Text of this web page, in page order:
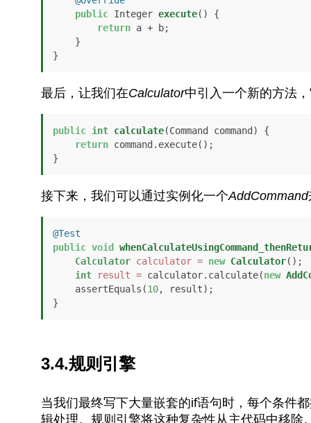
public Integer execute()
{
return a + b;
}
最后，让我们在Calculator中引入一个新的方法
public int calculate(Command command)
{
return command.execute();
}
接下来，我们可以通过实例化一个AddCommand
@Test
public void
Calculator calculator = new Calculator();
int
result = calculator.calculate(new
    assertEquals(
10, result);
}
3.4.规则引擎
当我们最终写下大量嵌套的if语句时，每个条件
辑处理。规则引擎将这种复杂性从主代码中移除